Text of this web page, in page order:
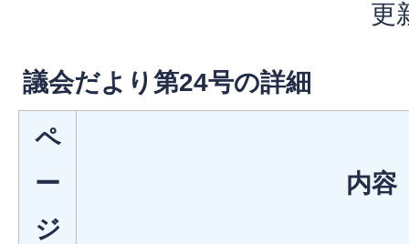
更
議会だより第24号の詳細
ペ
ー
ジ
内容